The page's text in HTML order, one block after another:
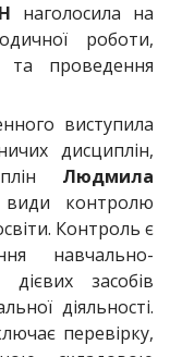
наголосила на
роботи,
та проведення
виступила
дисциплін,
Людмила
контролю
Контроль є
навчально-
засобів
діяльності.
перевірку,